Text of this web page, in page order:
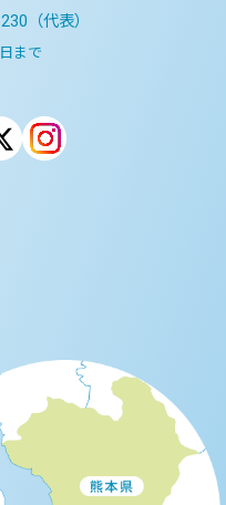
（代表）
まで